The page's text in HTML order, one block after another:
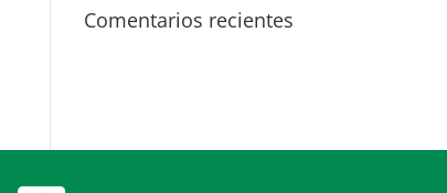
Comentarios recientes